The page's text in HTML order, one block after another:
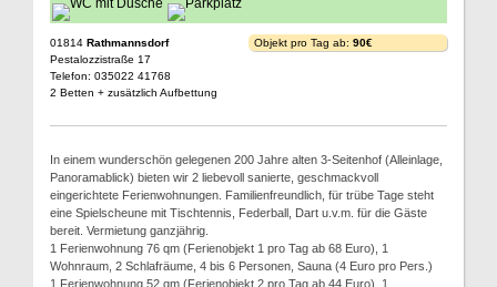
01814 Rathmannsdorf
Pestalozzistraße 17
Telefon: 035022 41768
2 Betten + zusätzlich Aufbettung
Objekt pro Tag ab: 90€
In einem wunderschön gelegenen 200 Jahre alten 3-Seitenhof (Alleinlage,
Panoramablick) bieten wir 2 liebevoll sanierte, geschmackvoll
eingerichtete Ferienwohnungen. Familienfreundlich, für trübe Tage steht
eine Spielscheune mit Tischtennis, Federball, Dart u.v.m. für die Gäste
bereit. Vermietung ganzjährig.
1 Ferienwohnung 76 qm (Ferienobjekt 1 pro Tag ab 68 Euro), 1
Wohnraum, 2 Schlafräume, 4 bis 6 Personen, Sauna (4 Euro pro Pers.)
1 Ferienwohnung 52 qm (Ferienobjekt 2 pro Tag ab 44 Euro), 1